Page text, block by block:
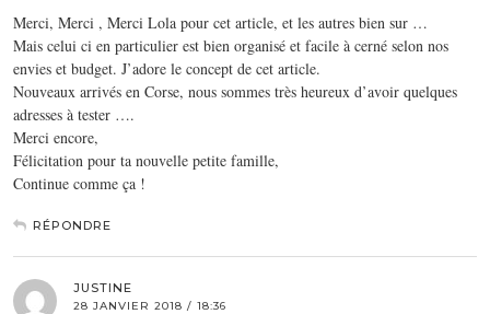
Merci, Merci , Merci Lola pour cet article, et les autres bien sur …
Mais celui ci en particulier est bien organisé et facile à cerné selon nos
envies et budget. J’adore le concept de cet article.
Nouveaux arrivés en Corse, nous sommes très heureux d’avoir quelques
adresses à tester ….
Merci encore,
Félicitation pour ta nouvelle petite famille,
Continue comme ça !
RÉPONDRE
JUSTINE
28 JANVIER 2018 / 18:36